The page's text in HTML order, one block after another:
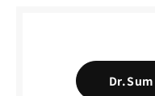
Dr.Sum